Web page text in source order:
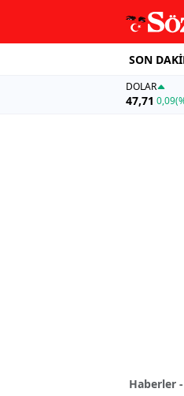
SON
DOLAR
47,71 0,09
Haberler -